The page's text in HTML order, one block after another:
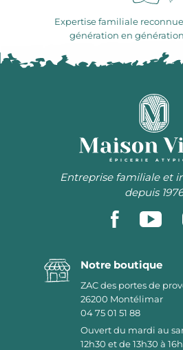
Expertise familiale
génération en
ÉPICERIE
Entreprise familiale et
depuis 1976
Notre boutique
ZAC des portes de
26200 Montélimar
04 75 01 51 88
Ouvert du mardi au
12h30 et de 13h30 à